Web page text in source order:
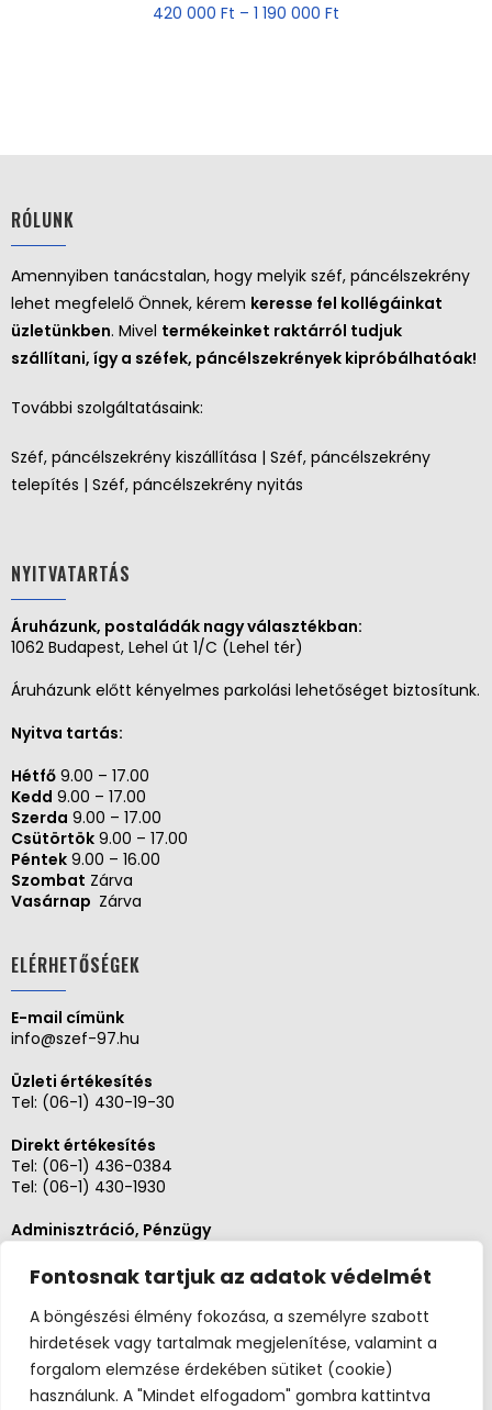
Fontosnak tartjuk az adatok védelmét
A böngészési élmény fokozása, a személyre szabott
hirdetések vagy tartalmak megjelenítése, valamint a
forgalom elemzése érdekében sütiket (cookie)
használunk. A "Mindet elfogadom" gombra kattintva
420 000 Ft – 1 190 000 Ft
RÓLUNK
Amennyiben tanácstalan, hogy melyik széf, páncélszekrény
lehet megfelelő Önnek, kérem keresse fel kollégáinkat
üzletünkben. Mivel termékeinket raktárról tudjuk
szállítani, így a széfek, páncélszekrények kipróbálhatóak!
További szolgáltatásaink:
Széf, páncélszekrény kiszállítása | Széf, páncélszekrény
telepítés | Széf, páncélszekrény nyitás
NYITVATARTÁS
Áruházunk, postaládák nagy választékban:
1062 Budapest, Lehel út 1/C (Lehel tér)
Áruházunk előtt kényelmes parkolási lehetőséget biztosítunk.
Nyitva tartás:
Hétfő 9.00 – 17.00
Kedd 9.00 – 17.00
Szerda 9.00 – 17.00
Csütörtök 9.00 – 17.00
Péntek 9.00 – 16.00
Szombat Zárva
Vasárnap Zárva
ELÉRHETŐSÉGEK
E-mail címünk
info@szef-97.hu
Üzleti értékesítés
Tel: (06-1) 430-19-30
Direkt értékesítés
Tel: (06-1) 436-0384
Tel: (06-1) 430-1930
Adminisztráció, Pénzügy
Szerviz és karbantartás
Tel: (06-20)3268654
Tel: (06-1) 436-0384